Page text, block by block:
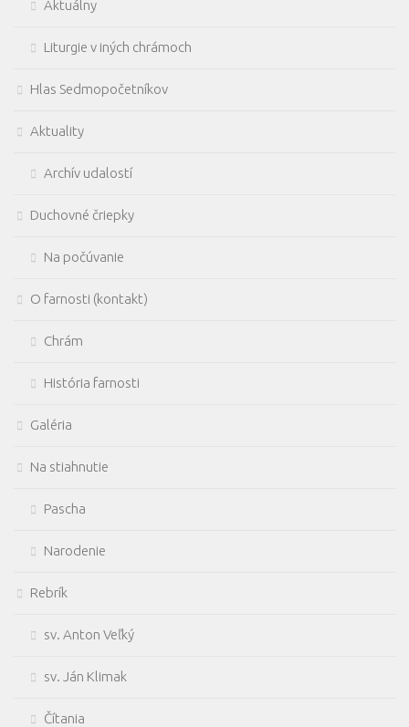
Aktuálny
Liturgie v iných chrámoch
Hlas Sedmopočetníkov
Aktuality
Archív udalostí
Duchovné čriepky
Na počúvanie
O farnosti (kontakt)
Chrám
História farnosti
Galéria
Na stiahnutie
Pascha
Narodenie
Rebrík
sv. Anton Veľký
sv. Ján Klimak
Čítania